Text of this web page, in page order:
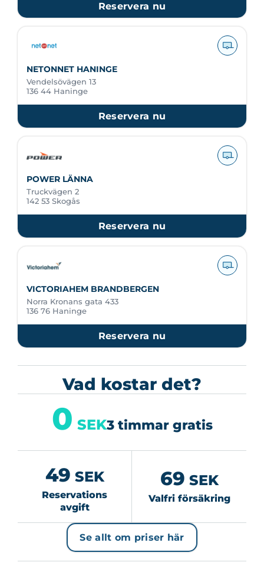
Reservera nu
NETONNET HANINGE
Vendelsövägen 13
136 44 Haninge
Reservera nu
POWER LÄNNA
Truckvägen 2
142 53 Skogås
Reservera nu
VICTORIAHEM BRANDBERGEN
Norra Kronans gata 433
136 76 Haninge
Reservera nu
Vad kostar det?
49 SEK
Reservations
avgift
0 SEK3 timmar gratis
69 SEK
Valfri försäkring
Se allt om priser här